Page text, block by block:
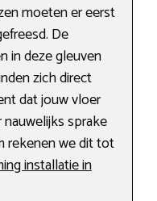
moeten er eerst
De
in deze gleuven
zich direct
dat jouw vloer
sprake
rekenen we dit tot
installatie in